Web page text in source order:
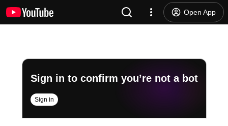
Open App
Sign in to confirm you’re not a bot
Sign in